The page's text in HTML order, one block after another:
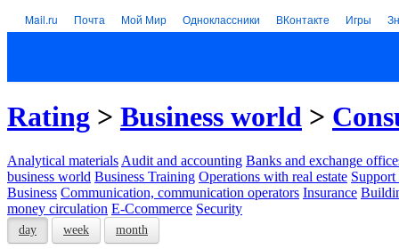
Mail.ru Почта Мой Мир Одноклассники ВКонтакте Игры
Rating > Business world >
Analytical materials Audit and accounting Banks and exchange
business world Business Training Operations with real estate Support
Business Communication, communication operators Insurance
money circulation E-Ccommerce Security
day week month